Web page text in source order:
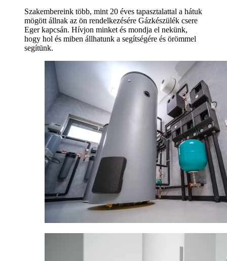
Szakembereink több, mint 20 éves tapasztalattal a hátuk
mögött állnak az ön rendelkezésére Gázkészülék csere
Eger kapcsán. Hívjon minket és mondja el nekünk,
hogy hol és miben állhatunk a segítségére és örömmel
segítünk.